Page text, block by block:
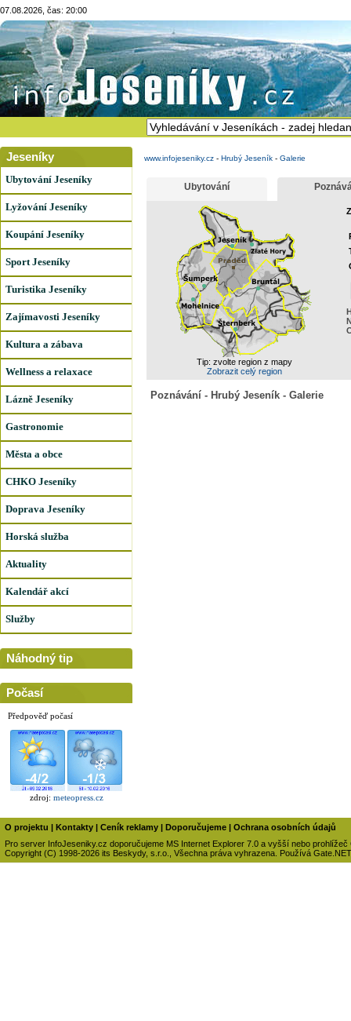
07.08.2026, čas: 20:00
Jeseníky
Ubytování Jeseníky
Lyžování Jeseníky
Koupání Jeseníky
Sport Jeseníky
Turistika Jeseníky
Zajímavosti Jeseníky
Kultura a zábava
Wellness a relaxace
Lázně Jeseníky
Gastronomie
Města a obce
CHKO Jeseníky
Doprava Jeseníky
Horská služba
Aktuality
Kalendář akcí
Služby
Náhodný tip
Počasí
Předpověď počasí
zdroj: meteopress.cz
www.infojeseniky.cz - Hrubý Jeseník - Galerie
Ubytování
Tip: zvolte region z mapy
Zobrazit celý region
Poznávání - Hrubý Jeseník - Galerie
O projektu Kontakty Ceník reklamy Doporučujeme
Ochrana osobních údajů
Pro server InfoJeseniky.cz doporučujeme MS Internet Explorer 7.0 a vyšší nebo prohlížeč
Copyright (C) 1998-2026 its Beskydy, s.r.o., Všechna práva vyhrazena. Používá